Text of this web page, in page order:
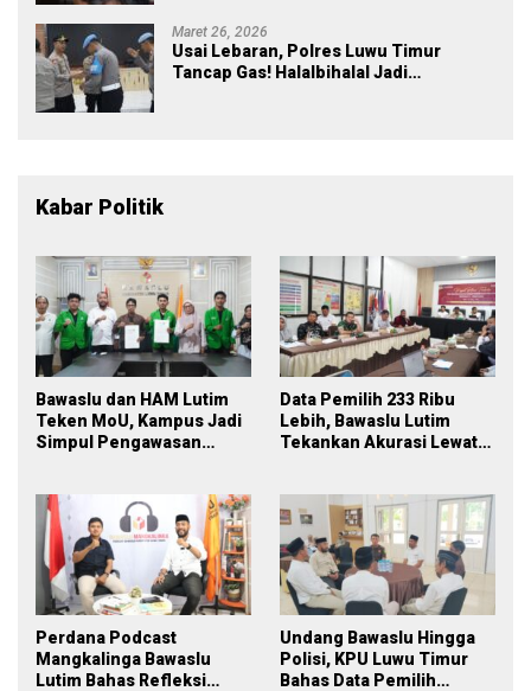
Maret 26, 2026
Usai Lebaran, Polres Luwu Timur
Tancap Gas! Halalbihalal Jadi
Kabar Politik
Bawaslu dan HAM Lutim
Teken MoU, Kampus Jadi
Simpul Pengawasan
Data Pemilih 233 Ribu
Lebih, Bawaslu Lutim
Tekankan Akurasi Lewat
Perdana Podcast
Mangkalinga Bawaslu
Lutim Bahas Refleksi
Undang Bawaslu Hingga
Polisi, KPU Luwu Timur
Bahas Data Pemilih